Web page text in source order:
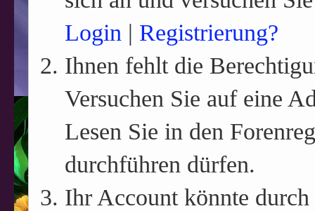
Login | Registrierung?
Ihnen fehlt die
Versuchen Sie auf eine
Lesen Sie in den
durchführen dürfen.
Ihr Account könnte